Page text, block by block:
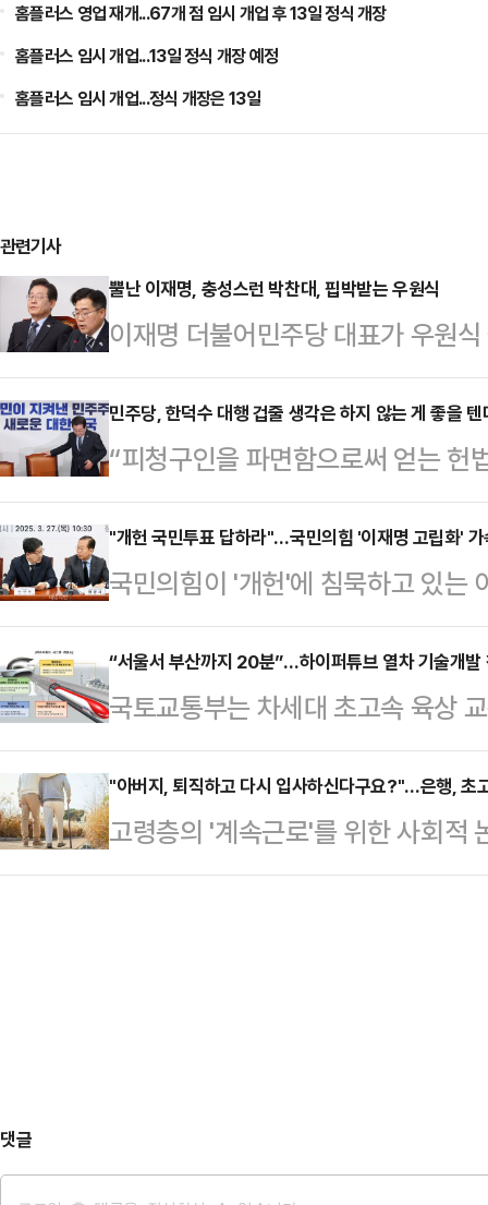
홈플러스 영업 재개...67개 점 임시 개업 후 13일 정식 개장
홈플러스 임시 개업...13일 정식 개장 예정
홈플러스 임시 개업...정식 개장은 13일
관련기사
뿔난 이재명, 충성스런 박찬대, 핍박받는 우원식
이재명 더불어민주당 대표가 우원
에 제동을 걸었다. 그러자 우 의장
힘 권성동 원내대표 간 회동이 무산
린 것으로, 우 의장에 대한 이 대표
나온다.우 의장을 향한 친명(친이
라"는 파상공세와 함께 강성당원들
에서 순식간에 고립된 모양새다. 국
러난 또 하나의 사례라고 …
민주당, 한덕수 대행 겁줄 생각은 하지 않는 게 좋을 텐
“피청구인을 파면함으로써 얻는 헌
국가적 손실을 압도할 정도로 크다
선고문의 결론이다. 헌재 재판관 8
날까? 국민과 역사의 법정에서는
더불어민주당으로서는 실로 오래
에서 몰아내는 데 성공했다. 지금
대한민국은 한덕수 대통령 권한대
를 하는 사람은 따로 있다.…
"개헌 국민투표 답하라"…국민의힘 '이재명 고립화' 가
국민의힘이 '개헌'에 침묵하고 있는
화를 퍼붓고 있다. 전국민적인 염원
이 대표의 야욕을 드러낸다는 점을
위험한 의회독점과 제왕적 대통령
알리기 위해서다.이 같은 전략이 효
'개헌 찬성 vs 개헌 반대'로 꾸려져,
있는 만큼, 국민의힘 내부에선 하루
는 목소리…
“서울서 부산까지 20분”…하이퍼튜브 열차 기술개발
국토교통부는 차세대 초고속 육상
상 추진 기술 개발에 본격 착수한다
2027년까지로 총 127억원(올해
철도기술연구원이 주관한다.‘하이
(0.001~0.01 기압) 튜브 속에서 자
"아버지, 퇴직하고 다시 입사하신다구요?"…은행, 초
고령층의 '계속근로'를 위한 사회적
직 후 재고용' 제도가 떠오르고 있
댓글